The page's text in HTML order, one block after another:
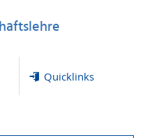
Quicklinks